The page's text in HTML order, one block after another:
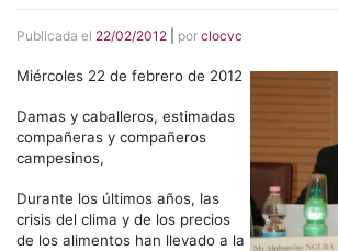
Publicada el 22/02/2012 por clocvc
Miércoles 22 de febrero de 2012
Damas y caballeros, estimadas
compañeras y compañeros
campesinos,
Durante los últimos años, las
crisis del clima y de los precios
de los alimentos han llevado a la